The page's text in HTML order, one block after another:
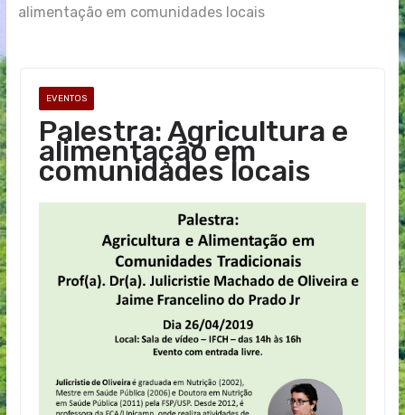
alimentação em comunidades locais
EVENTOS
Palestra: Agricultura e
alimentação em
comunidades locais